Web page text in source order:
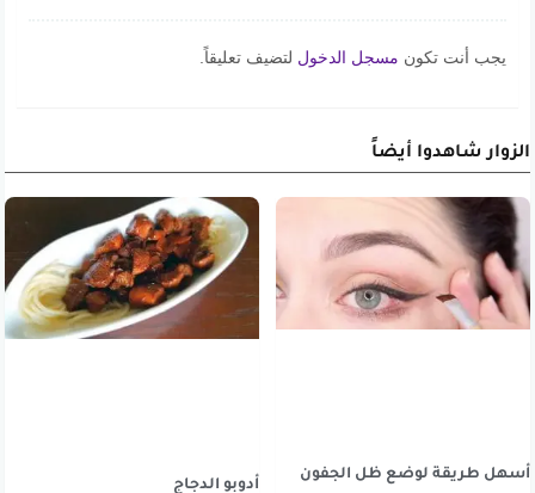
يجب أنت تكون مسجل الدخول لتضيف تعليقاً.
الزوار شاهدوا أيضاً
أسهل طريقة لوضع ظل الجفون
أدوبو الدجاج